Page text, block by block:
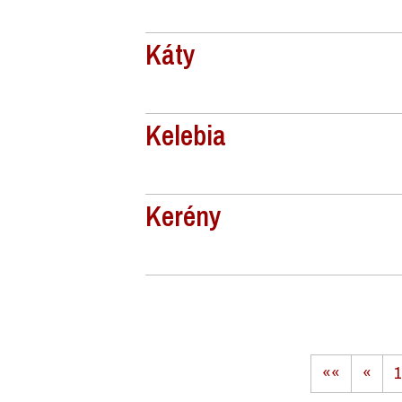
Káty
Kelebia
Kerény
«« « 1